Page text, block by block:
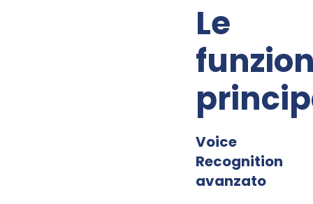
Le
Voice
Recognition
avanzato